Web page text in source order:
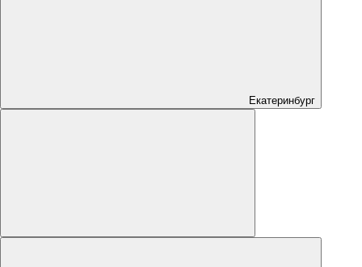
Екатеринбург